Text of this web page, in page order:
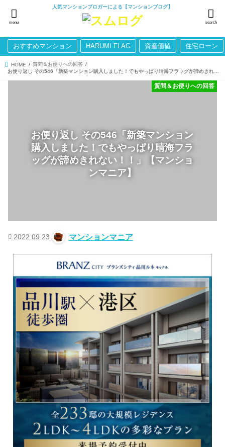
人気マンションブロガーによる【マンションブログ】
search
menu
おすすめマンション HARUMI FLAG 資産価値 住宅ローン
HOME
質問＆お便りへの回答
お便り返し その546「新築マンション
購入しました！でもやっぱり晴海フラ
ッグが諦めきれない！！」【マンショ
ンマニア】
質問＆お便りへの回答
2022.09.23 マンションマニア